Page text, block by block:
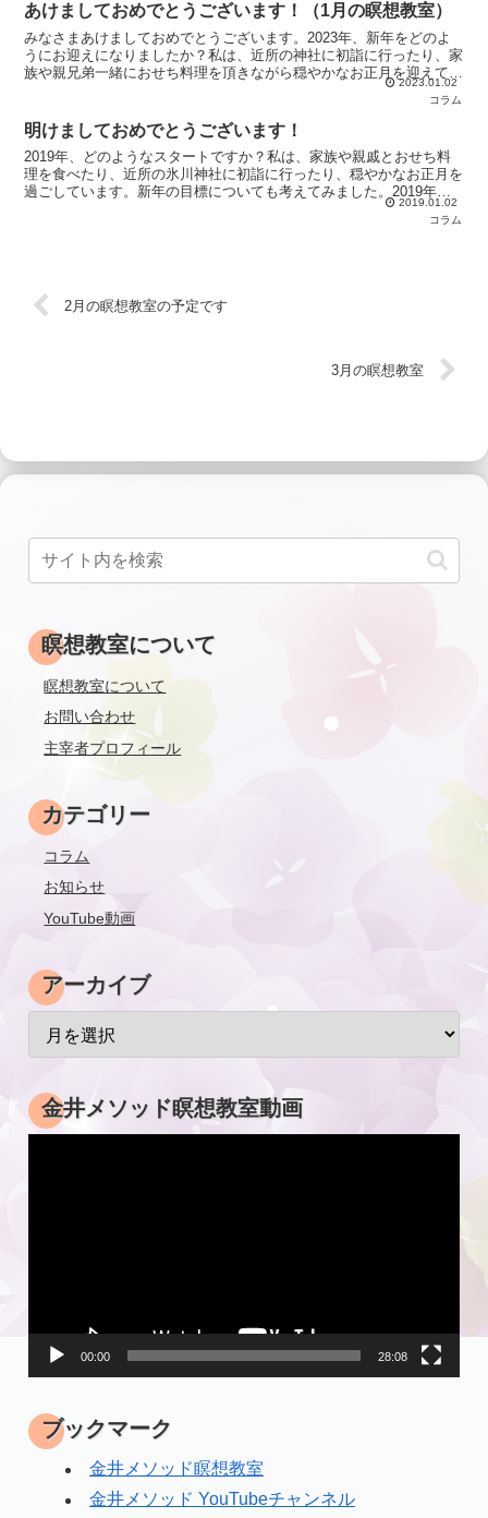
あけましておめでとうございます！（1月の瞑想教室）
みなさまあけましておめでとうございます。2023年、新年をどのよ
うにお迎えになりましたか？私は、近所の神社に初詣に行ったり、家
族や親兄弟一緒におせち料理を頂きながら穏やかなお正月を迎えてい
ます。今年も日々の出来事を一つ一つ丁寧に味わいながら...2023.01.02
コラム
明けましておめでとうございます！
2019年、どのようなスタートですか？私は、家族や親戚とおせち料
理を食べたり、近所の氷川神社に初詣に行ったり、穏やかなお正月を
過ごしています。新年の目標についても考えてみました。2019年は
「実行力」と「超常識力」を目標にします。「実行力」...
2019.01.02
コラム
2月の瞑想教室の予定です
3月の瞑想教室
瞑想教室について
瞑想教室について
お問い合わせ
主宰者プロフィール
カテゴリー
コラム
お知らせ
YouTube動画
アーカイブ
金井メソッド瞑想教室動画
00:00 28:08
ブックマーク
金井メソッド瞑想教室
金井メソッド YouTubeチャンネル